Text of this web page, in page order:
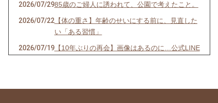
2026/07/2985歳のご婦人に誘われて、公園で考えたこと。
2026/07/22【体の重さ】年齢のせいにする前に、見直した
い「ある習慣」
2026/07/19【10年ぶりの再会】画像はあるのに…公式LINE